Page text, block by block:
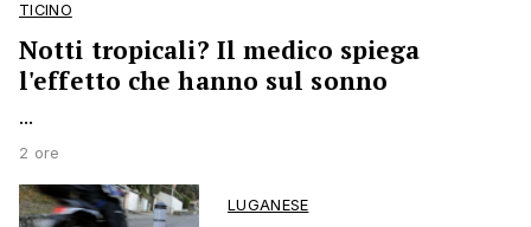
TICINO
Notti tropicali? Il medico spiega
l'effetto che hanno sul sonno
...
2 ore
LUGANESE